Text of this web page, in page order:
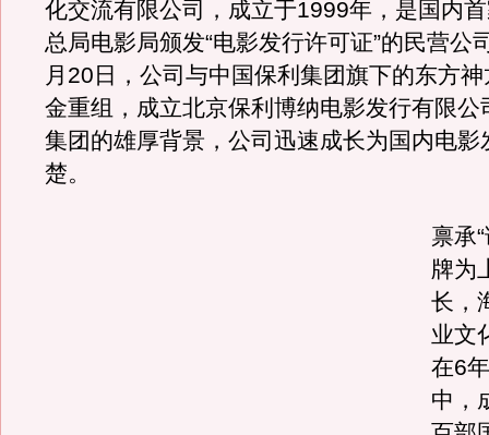
化交流有限公司，成立于1999年，是国内
总局电影局颁发“电影发行许可证”的民营公
月20日，公司与中国保利集团旗下的东方
金重组，成立北京保利博纳电影发行有限公
集团的雄厚背景，公司迅速成长为国内电影
楚。
禀承
牌为
长，
业文
在6
中，